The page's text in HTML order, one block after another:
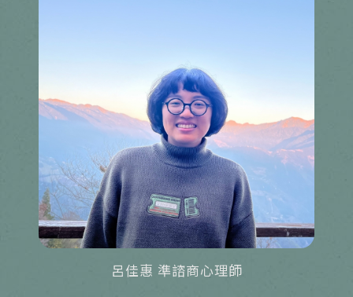
呂佳惠 準諮商心理師